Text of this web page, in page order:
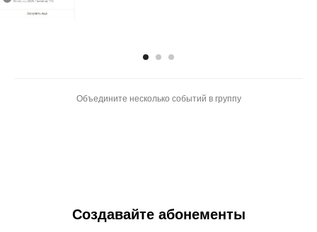
Объедините несколько событий в группу
Создавайте абонементы